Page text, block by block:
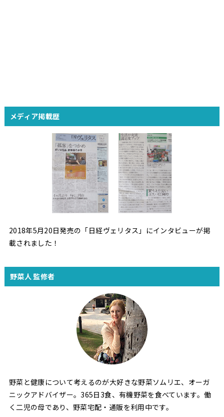
メディア掲載歴
2018年5月20日発売の「日経ヴェリタス」にインタビューが掲
載されました！
野菜人 監修者
野菜と健康について考えるのが大好きな野菜ソムリエ、オーガ
ニックアドバイザー。365日3食、有機野菜を食べています。働
く二児の母であり、野菜宅配・通販を利用中です。